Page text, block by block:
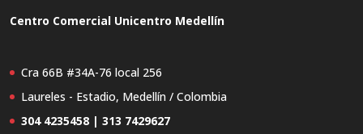
Centro Comercial Unicentro Medellín
Cra 66B #34A-76 local 256
Laureles - Estadio, Medellín / Colombia
304 4235458 | 313 7429627